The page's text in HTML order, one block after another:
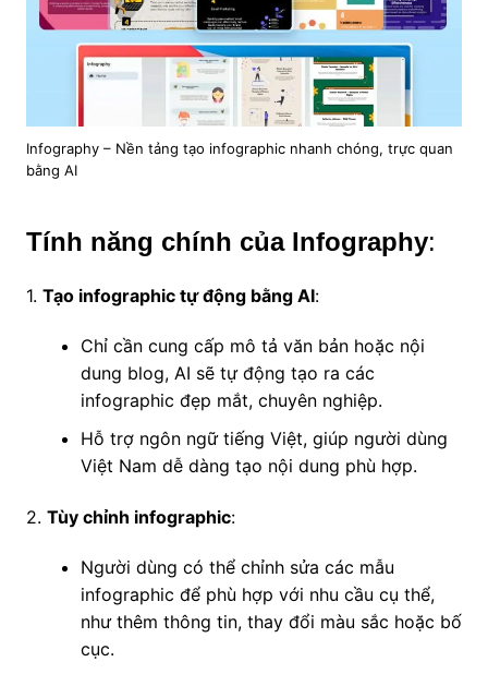
Infography – Nền tảng tạo infographic nhanh chóng, trực quan
bằng AI
Tính năng chính của Infography:
1. Tạo infographic tự động bằng AI:
Chỉ cần cung cấp mô tả văn bản hoặc nội
dung blog, AI sẽ tự động tạo ra các
infographic đẹp mắt, chuyên nghiệp.
Hỗ trợ ngôn ngữ tiếng Việt, giúp người dùng
Việt Nam dễ dàng tạo nội dung phù hợp.
2. Tùy chỉnh infographic:
Người dùng có thể chỉnh sửa các mẫu
infographic để phù hợp với nhu cầu cụ thể,
như thêm thông tin, thay đổi màu sắc hoặc bố
cục.